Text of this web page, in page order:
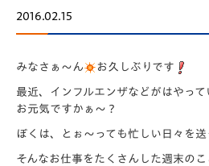
2016.02.15
みなさぁ～ん お久しぶりです
最近、インフルエンザなどがはやっ
お元気ですかぁ～？
ぼくは、とぉ～っても忙しい日々を送
そんなお仕事をたくさんした週末の